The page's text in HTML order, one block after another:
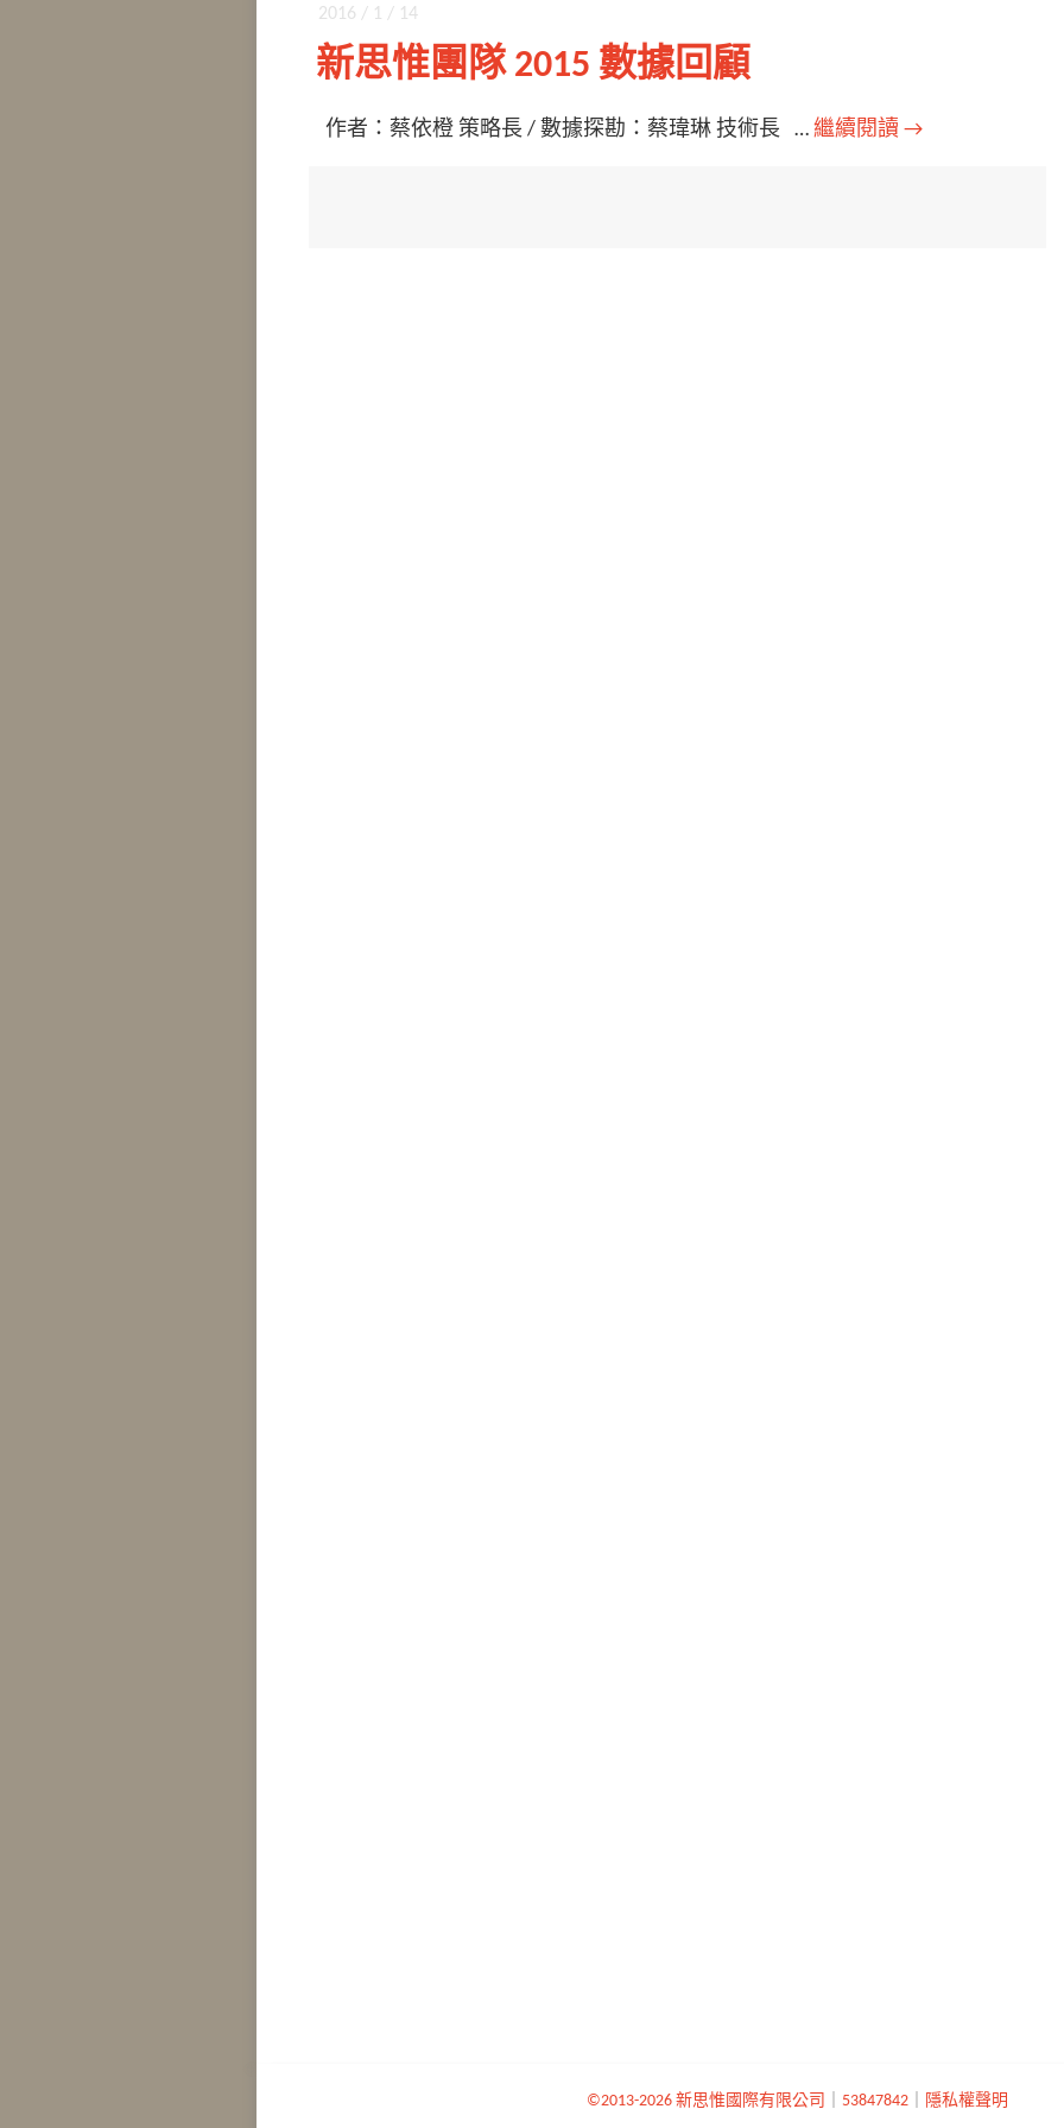
2016 / 1 / 14
新思惟團隊 2015 數據回顧
作者：蔡依橙 策略長 / 數據探勘：蔡瑋琳 技術長 … 繼續閱讀 →
©2013-2026 新思惟國際有限公司 53847842｜ 隱私權聲明